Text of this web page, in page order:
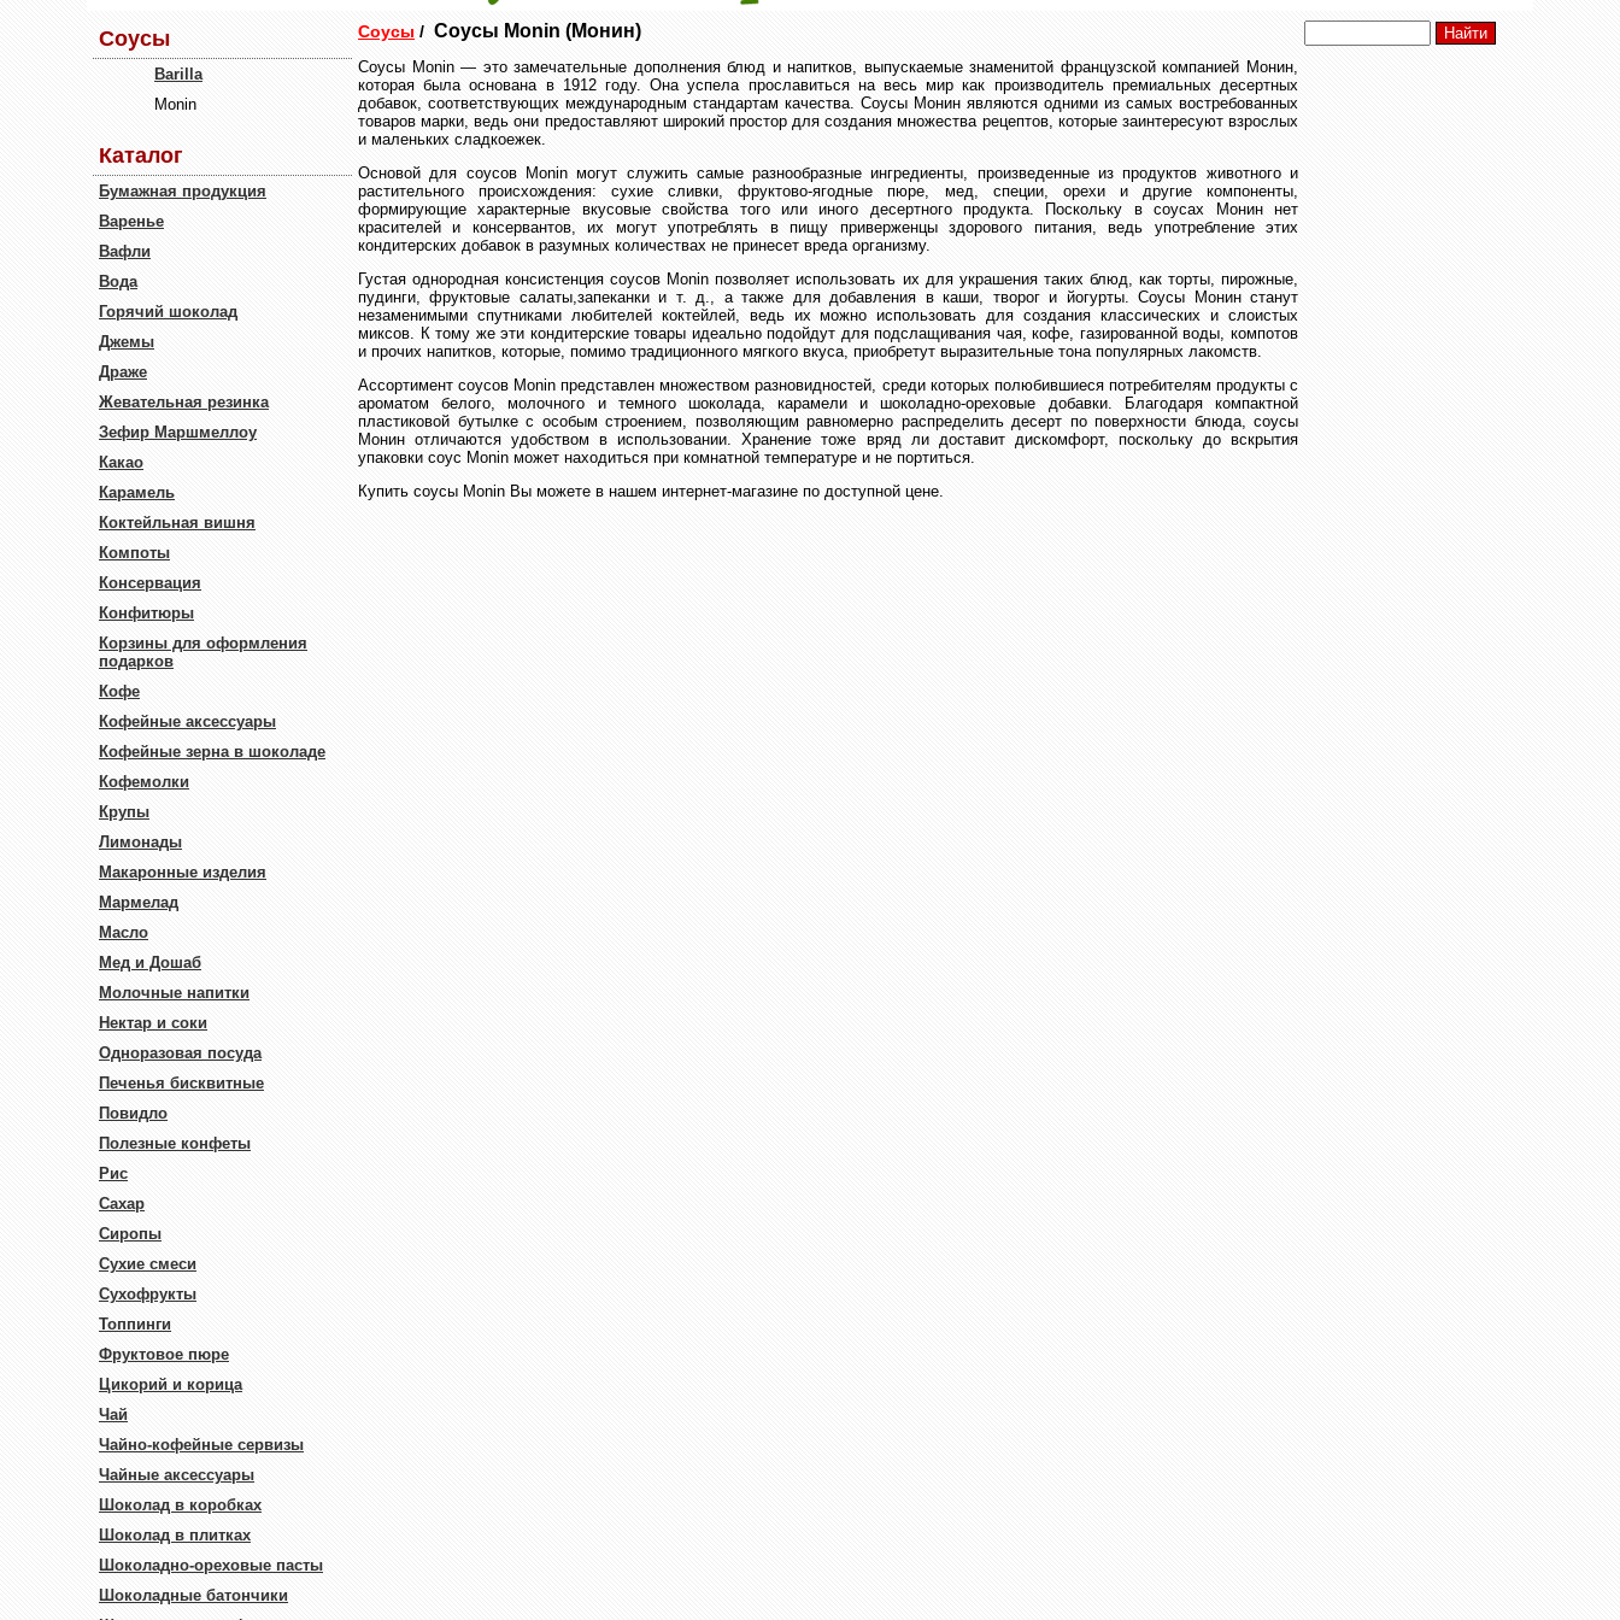
Соусы
Barilla
Monin
Каталог
Бумажная продукция
Варенье
Вафли
Вода
Горячий шоколад
Джемы
Драже
Жевательная резинка
Зефир Маршмеллоу
Какао
Карамель
Коктейльная вишня
Компоты
Консервация
Конфитюры
Корзины для оформления
подарков
Кофе
Кофейные аксессуары
Кофейные зерна в шоколаде
Кофемолки
Крупы
Лимонады
Макаронные изделия
Мармелад
Масло
Мед и Дошаб
Молочные напитки
Нектар и соки
Одноразовая посуда
Печенья бисквитные
Повидло
Полезные конфеты
Рис
Сахар
Сиропы
Сухие смеси
Сухофрукты
Топпинги
Фруктовое пюре
Цикорий и корица
Чай
Чайно-кофейные сервизы
Чайные аксессуары
Шоколад в коробках
Шоколад в плитках
Шоколадно-ореховые пасты
Шоколадные батончики
Соусы / Соусы Monin (Монин)
Соусы Monin — это замечательные дополнения блюд и напитков, выпускаемые знаменитой французской компанией Монин,
которая была основана в 1912 году. Она успела прославиться на весь мир как производитель премиальных десертных
добавок, соответствующих международным стандартам качества. Соусы Монин являются одними из самых востребованных
товаров марки, ведь они предоставляют широкий простор для создания множества рецептов, которые заинтересуют взрослых
и маленьких сладкоежек.
Основой для соусов Monin могут служить самые разнообразные ингредиенты, произведенные из продуктов животного и
растительного происхождения: сухие сливки, фруктово-ягодные пюре, мед, специи, орехи и другие компоненты,
формирующие характерные вкусовые свойства того или иного десертного продукта. Поскольку в соусах Монин нет
красителей и консервантов, их могут употреблять в пищу приверженцы здорового питания, ведь употребление этих
кондитерских добавок в разумных количествах не принесет вреда организму.
Густая однородная консистенция соусов Monin позволяет использовать их для украшения таких блюд, как торты, пирожные,
пудинги, фруктовые салаты,запеканки и т. д., а также для добавления в каши, творог и йогурты. Соусы Монин станут
незаменимыми спутниками любителей коктейлей, ведь их можно использовать для создания классических и слоистых
миксов. К тому же эти кондитерские товары идеально подойдут для подслащивания чая, кофе, газированной воды, компотов
и прочих напитков, которые, помимо традиционного мягкого вкуса, приобретут выразительные тона популярных лакомств.
Ассортимент соусов Monin представлен множеством разновидностей, среди которых полюбившиеся потребителям продукты с
ароматом белого, молочного и темного шоколада, карамели и шоколадно-ореховые добавки. Благодаря компактной
пластиковой бутылке с особым строением, позволяющим равномерно распределить десерт по поверхности блюда, соусы
Монин отличаются удобством в использовании. Хранение тоже вряд ли доставит дискомфорт, поскольку до вскрытия
упаковки соус Monin может находиться при комнатной температуре и не портиться.
Купить соусы Monin Вы можете в нашем интернет-магазине по доступной цене.